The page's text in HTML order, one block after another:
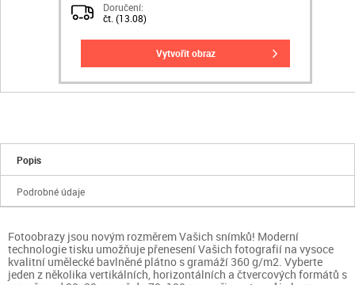
Doručení:
čt. (13.08)
vytvořit obraz
Popis
Podrobné údaje
Fotoobrazy jsou novým rozměrem Vašich snímků! Moderní
technologie tisku umožňuje přenesení Vašich fotografií na vysoce
kvalitní umělecké bavlněné plátno s gramáží 360 g/m2. Vyberte
jeden z několika vertikálních, horizontálních a čtvercových formátů s